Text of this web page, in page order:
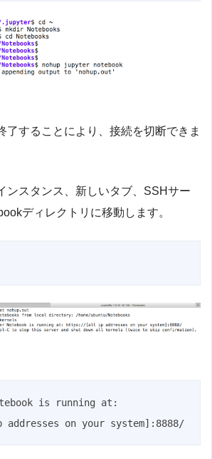
了することにより、接続を切断できま
ンスタンス、新しいタブ、SSHサー
ディレクトリに移動します。
is running at:
on your system]:8888/